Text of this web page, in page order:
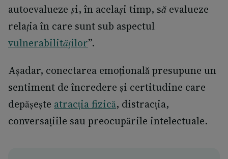
autoevalueze și, în același timp, să evalueze
relația în care sunt sub aspectul
vulnerabilităților”.
Așadar, conectarea emoțională presupune un
sentiment de încredere și certitudine care
depășește atracția fizică, distracția,
conversațiile sau preocupările intelectuale.